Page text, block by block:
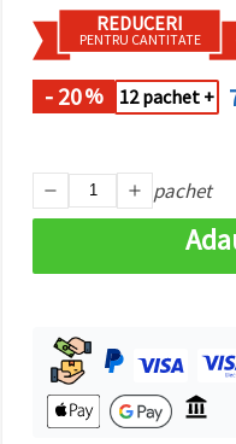
toate!" Sau
să vă
indicați
selectând
făcând clic
pe butonul
"Salvați"
Setări
REDUCERI
PENTRU CANTITATE
- 20% 12 pachet +
pachet